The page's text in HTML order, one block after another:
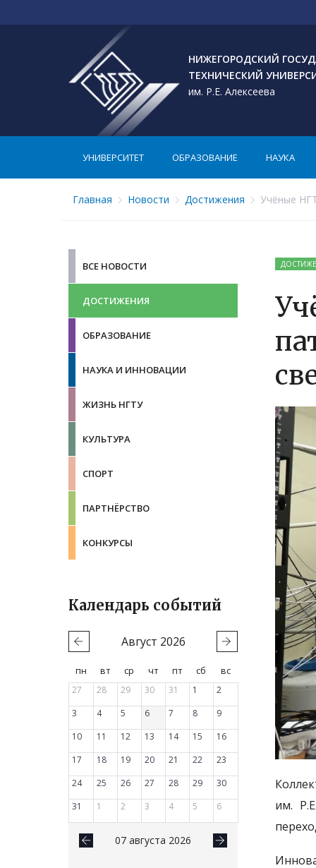
НИЖЕГОРОДСКИЙ
ТЕХНИЧЕСКИЙ
им. Р.Е. Алексеева
УНИВЕРСИТЕТ ОБРАЗОВАНИЕ НАУКА
Главная Новости Достижения Учёные
ВСЕ НОВОСТИ
ДОСТИЖЕНИЯ
ОБРАЗОВАНИЕ
НАУКА И ИННОВАЦИИ
ЖИЗНЬ НГТУ
КУЛЬТУРА
СПОРТ
ПАРТНЁРСТВО
КОНКУРСЫ
Календарь событий
Август 2026
пн вт ср чт пт сб
вс
27
28 29 30 31 1
2
3
4 5 6 7 8
9
10
11 12 13 14 15
16
17
18 19 20 21 22
23
24
25 26 27 28 29
30
31
1 2 3 4 5 6
07 августа 2026
им.